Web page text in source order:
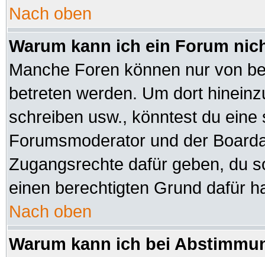
Nach oben
Warum kann ich ein Forum
Manche Foren können nur von
betreten werden. Um dort
schreiben usw., könntest du
Forumsmoderator und der
Zugangsrechte dafür geben, du
einen berechtigten Grund dafür
Nach oben
Warum kann ich bei